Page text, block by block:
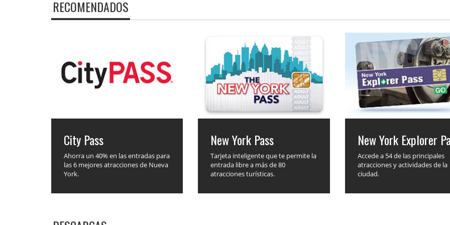
RECOMENDADOS
City Pass
Ahorra un 40% en las entradas para
las 6 mejores atracciones de Nueva
York.
New York Pass
Tarjeta inteligente que te permite la
entrada libre a más de 80
atracciones turísticas.
New York Explorer
Accede a 54 de las principales
atracciones y actividades de la
ciudad.